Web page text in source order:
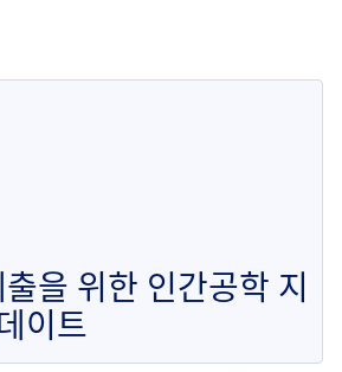
을 위한 인간공학 지
이트